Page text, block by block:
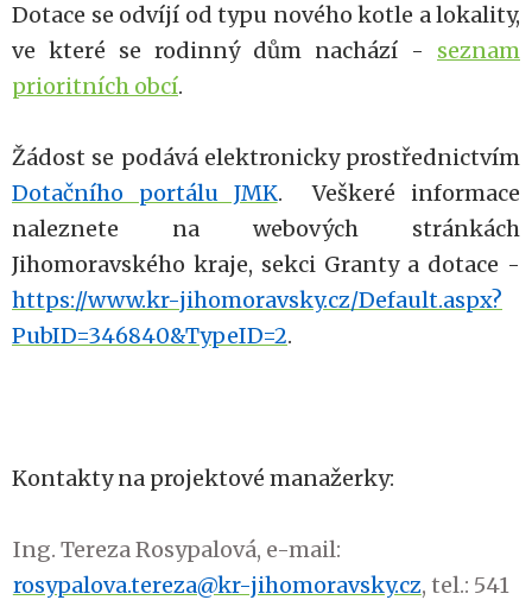
Dotace se odvíjí od typu nového kotle a lokality,
ve které se rodinný dům nachází - seznam
prioritních obcí.
Žádost se podává elektronicky prostřednictvím
Dotačního portálu JMK. Veškeré informace
naleznete na webových stránkách
Jihomoravského kraje, sekci Granty a dotace -
https://www.kr-jihomoravsky.cz/Default.aspx?
PubID=346840&TypeID=2.
Kontakty na projektové manažerky:
Ing. Tereza Rosypalová, e-mail:
rosypalova.tereza@kr-jihomoravsky.cz, tel.: 541